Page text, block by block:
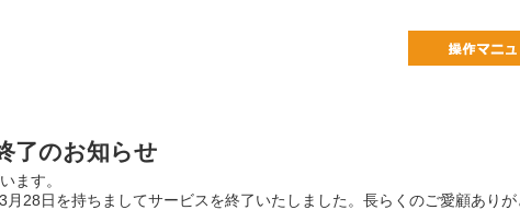
了のお知らせ
ます。
28日を持ちましてサービスを終了いたしました。長らくのご愛顧あり